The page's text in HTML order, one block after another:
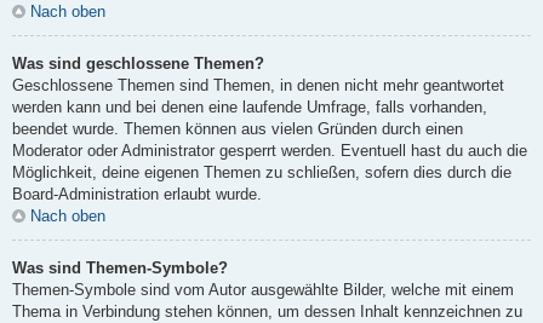
Nach oben
Was sind geschlossene Themen?
Geschlossene Themen sind Themen, in denen nicht mehr geantwortet
werden kann und bei denen eine laufende Umfrage, falls vorhanden,
beendet wurde. Themen können aus vielen Gründen durch einen
Moderator oder Administrator gesperrt werden. Eventuell hast du auch die
Möglichkeit, deine eigenen Themen zu schließen, sofern dies durch die
Board-Administration erlaubt wurde.
Nach oben
Was sind Themen-Symbole?
Themen-Symbole sind vom Autor ausgewählte Bilder, welche mit einem
Thema in Verbindung stehen können, um dessen Inhalt kennzeichnen zu